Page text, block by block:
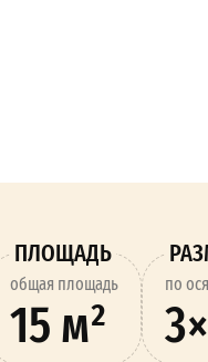
ПЛОЩАДЬ
oбщая площадь
15 м² по